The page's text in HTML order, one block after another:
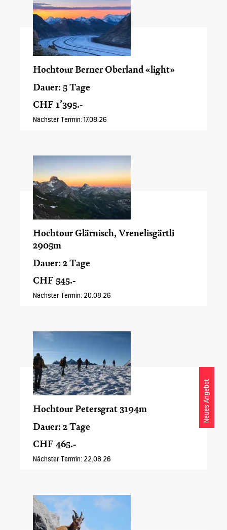
Hochtour Berner Oberland «light»
Dauer: 5 Tage
CHF 1’395.-
Nächster Termin: 17.08.26
Hochtour Glärnisch, Vrenelisgärtli
2905m
Dauer: 2 Tage
CHF 545.-
Nächster Termin: 20.08.26
Neues Angebot
Hochtour Petersgrat 3194m
Dauer: 2 Tage
CHF 465.-
Nächster Termin: 22.08.26